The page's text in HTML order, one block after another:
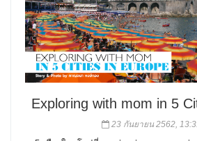
Exploring with mom in 5
23 กันยายน 2562,